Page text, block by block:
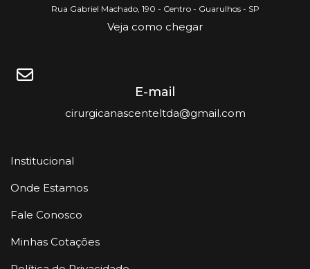
Rua Gabriel Machado, 190 - Centro - Guarulhos - SP
Veja como chegar
E-mail
cirurgicanascenteltda@gmail.com
Institucional
Onde Estamos
Fale Conosco
Minhas Cotações